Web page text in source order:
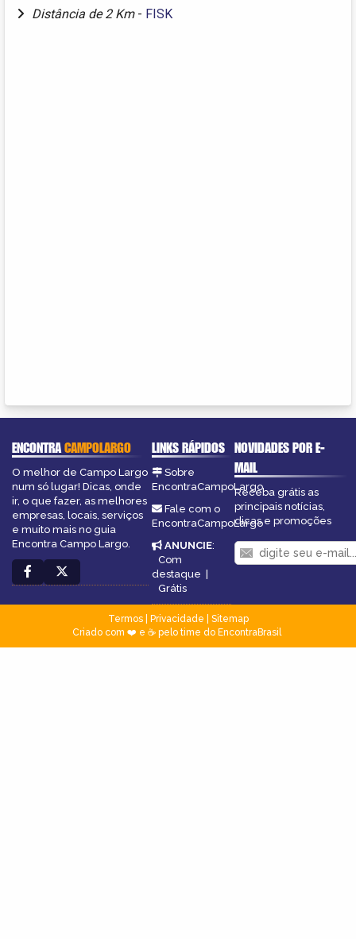
Distância de 2 Km - FISK
ENCONTRACAMPOLARGO
O melhor de Campo Largo
num só lugar! Dicas, onde
ir, o que fazer, as melhores
empresas, locais, serviços
e muito mais no guia
Encontra Campo Largo.
LINKS RÁPIDOS
Sobre
EncontraCampoLargo
Fale com o
EncontraCampoLargo
ANUNCIE:
Com
destaque
Grátis
NOVIDADES POR E-
MAIL
Receba grátis as
principais notícias,
dicas e promoções
Termos| Privacidade
Sitemap
Criado com ❤️ e ☕ pelo time do EncontraBrasil